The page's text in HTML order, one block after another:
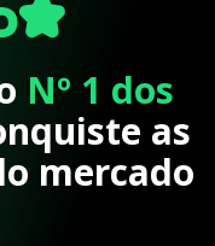
Nº 1 dos
as
mercado